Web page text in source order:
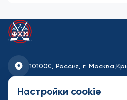
101000, Россия, г. Москва,
fhmoscow@mail.ru
Настройки cookie